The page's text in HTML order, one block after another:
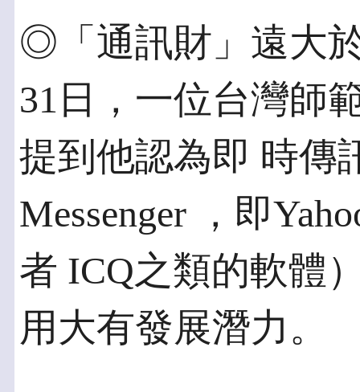
◎「通訊財」遠大
31日，一位台灣師
提到他認為即 時傳
Messenger ，即
者 ICQ之類的軟體
用大有發展潛力。